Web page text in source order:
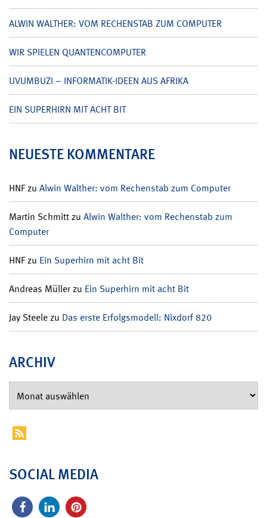
ALWIN WALTHER: VOM RECHENSTAB ZUM COMPUTER
WIR SPIELEN QUANTENCOMPUTER
UVUMBUZI – INFORMATIK-IDEEN AUS AFRIKA
EIN SUPERHIRN MIT ACHT BIT
NEUESTE KOMMENTARE
HNFzu Alwin Walther: vom Rechenstab zum Computer
Martin Schmittzu Alwin Walther: vom Rechenstab zum
Computer
HNFzu Ein Superhirn mit acht Bit
Andreas Müllerzu Ein Superhirn mit acht Bit
Jay Steelezu Das erste Erfolgsmodell: Nixdorf 820
ARCHIV
SOCIAL MEDIA